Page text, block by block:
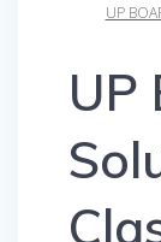
UP
UP